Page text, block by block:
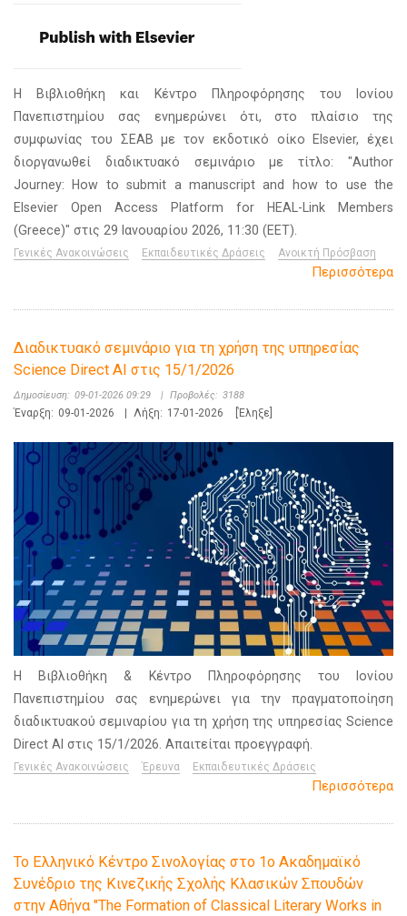
Η Βιβλιοθήκη και Κέντρο Πληροφόρησης του Ιονίου
Πανεπιστημίου σας ενημερώνει ότι, στο πλαίσιο της
συμφωνίας του ΣΕΑΒ με τον εκδοτικό οίκο Elsevier, έχει
διοργανωθεί διαδικτυακό σεμινάριο με τίτλο: "Author
Journey: How to submit a manuscript and how to use the
Elsevier Open Access Platform for HEAL-Link Members
(Greece)" στις 29 Ιανουαρίου 2026, 11:30 (EET).
Γενικές Ανακοινώσεις Εκπαιδευτικές Δράσεις Ανοικτή Πρόσβαση
Περισσότερα
Διαδικτυακό σεμινάριο για τη χρήση της υπηρεσίας
Science Direct AI στις 15/1/2026
Δημοσίευση: 09-01-2026 09:29 | Προβολές: 3188
Έναρξη: 09-01-2026 Λήξη: 17-01-2026 [Έληξε]
Η Βιβλιοθήκη & Κέντρο Πληροφόρησης του Ιονίου
Πανεπιστημίου σας ενημερώνει για την πραγματοποίηση
διαδικτυακού σεμιναρίου για τη χρήση της υπηρεσίας Science
Direct AI στις 15/1/2026. Απαιτείται προεγγραφή.
Γενικές Ανακοινώσεις Έρευνα Εκπαιδευτικές Δράσεις
Περισσότερα
Το Ελληνικό Κέντρο Σινολογίας στο 1ο Ακαδημαϊκό
Συνέδριο της Κινεζικής Σχολής Κλασικών Σπουδών
στην Αθήνα "The Formation of Classical Literary Works in